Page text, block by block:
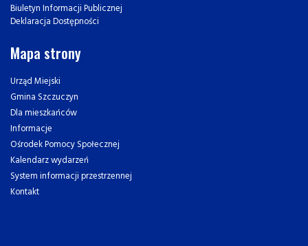
Biuletyn Informacji Publicznej
Deklaracja Dostępności
Mapa strony
Urząd Miejski
Gmina Szczuczyn
Dla mieszkańców
Informacje
Ośrodek Pomocy Społecznej
Kalendarz wydarzeń
System informacji przestrzennej
Kontakt